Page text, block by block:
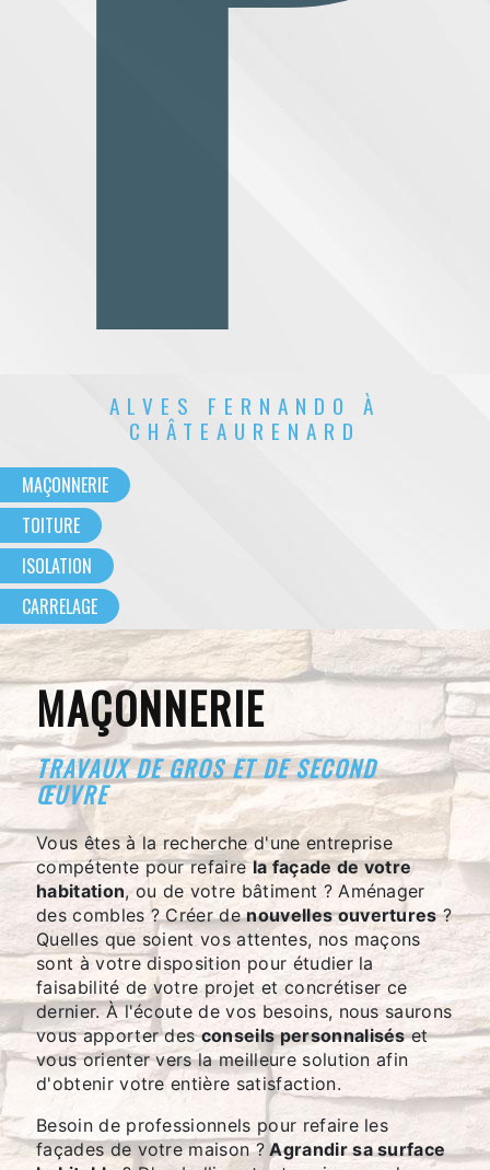
ALVES FERNANDO À
CHÂTEAURENARD
MAÇONNERIE
TOITURE
ISOLATION
CARRELAGE
MAÇONNERIE
TRAVAUX DE GROS ET DE SECOND
ŒUVRE
Vous êtes à la recherche d'une entreprise
compétente pour refairela façade de votre
habitation, ou de votre bâtiment ? Aménager
des combles ? Créer denouvelles ouvertures?
Quelles que soient vos attentes, nos maçons
sont à votre disposition pour étudier la
faisabilité de votre projet et concrétiser ce
dernier. À l'écoute de vos besoins, nous saurons
vous apporter desconseils personnaliséset
vous orienter vers la meilleure solution afin
d'obtenir votre entière satisfaction.
Besoin de professionnels pour refaire les
façades de votre maison ? Agrandir sa surface